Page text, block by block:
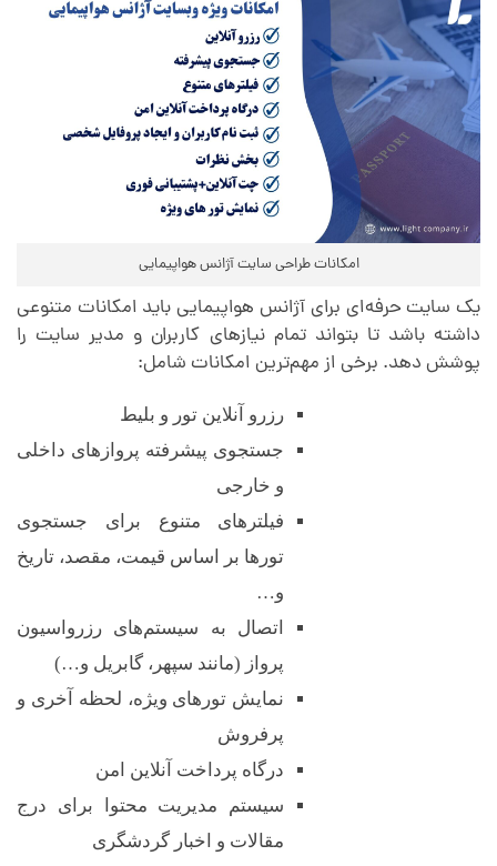
ن
ه‌
ا
ر
و
امکانات طراحی سایت آژانس هواپیمایی
یک سایت حرفه‌ای برای آژانس هواپیمایی باید امکانات متنوعی
داشته باشد تا بتواند تمام نیازهای کاربران و مدیر سایت را
پوشش دهد. برخی از مهم‌ترین امکانات شامل:
رزرو آنلاین تور و بلیط
جستجوی پیشرفته پروازهای داخلی
و خارجی
فیلترهای متنوع برای جستجوی
تورها بر اساس قیمت، مقصد، تاریخ
و…
اتصال به سیستم‌های رزرواسیون
پرواز (مانند سپهر، گابریل و…)
نمایش تورهای ویژه، لحظه آخری و
پرفروش
درگاه پرداخت آنلاین امن
سیستم مدیریت محتوا برای درج
مقالات و اخبار گردشگری